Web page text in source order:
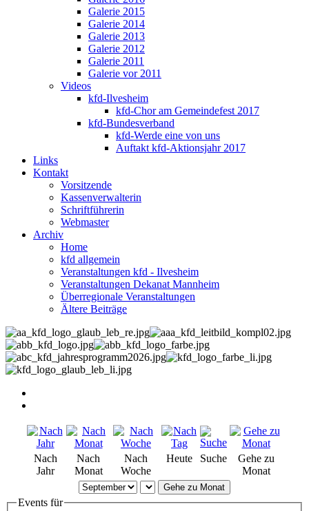
Galerie 2015
Galerie 2014
Galerie 2013
Galerie 2012
Galerie 2011
Galerie vor 2011
Videos
kfd-Ilvesheim
kfd-Chor am Gemeindefest 2017
kfd-Bundesverband
kfd-Werde eine von uns
Auftakt kfd-Aktionsjahr 2017
Links
Kontakt
Vorsitzende
Kassenverwalterin
Schriftführerin
Webmaster
Archiv
Home
kfd allgemein
Veranstaltungen kfd - Ilvesheim
Veranstaltungen Dekanat Mannheim
Überregionale Veranstaltungen
Ältere Beiträge
Nach
Jahr
Nach
Monat
Nach
Woche
Heute Suche
Gehe zu
Monat
Gehe zu Monat
Events für